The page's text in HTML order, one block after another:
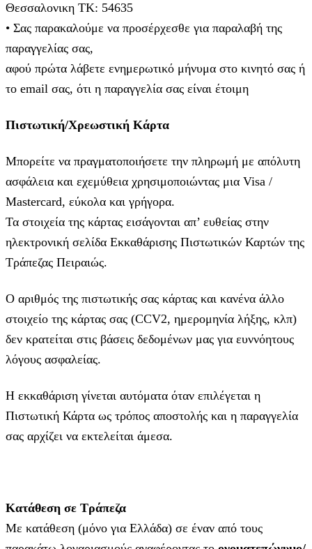
Θεσσαλονικη ΤΚ: 54635
• Σας παρακαλούμε να προσέρχεσθε για παραλαβή της
παραγγελίας σας,
αφού πρώτα λάβετε ενημερωτικό μήνυμα στο κινητό σας ή
το email σας, ότι η παραγγελία σας είναι έτοιμη
Πιστωτική/Χρεωστική Κάρτα
Μπορείτε να πραγματοποιήσετε την πληρωμή με απόλυτη
ασφάλεια και εχεμύθεια χρησιμοποιώντας μια Visa /
Mastercard, εύκολα και γρήγορα.
Τα στοιχεία της κάρτας εισάγoνται απ’ ευθείας στην
ηλεκτρονική σελίδα Εκκαθάρισης Πιστωτικών Καρτών της
Τράπεζας Πειραιώς.
Ο αριθμός της πιστωτικής σας κάρτας και κανένα άλλο
στοιχείο της κάρτας σας (CCV2, ημερομηνία λήξης, κλπ)
δεν κρατείται στις βάσεις δεδομένων μας για ευννόητους
λόγους ασφαλείας.
Η εκκαθάριση γίνεται αυτόματα όταν επιλέγεται η
Πιστωτική Κάρτα ως τρόπος αποστολής και η παραγγελία
σας αρχίζει να εκτελείται άμεσα.
Κατάθεση σε Τράπεζα
Με κατάθεση (μόνο για Ελλάδα) σε έναν από τους